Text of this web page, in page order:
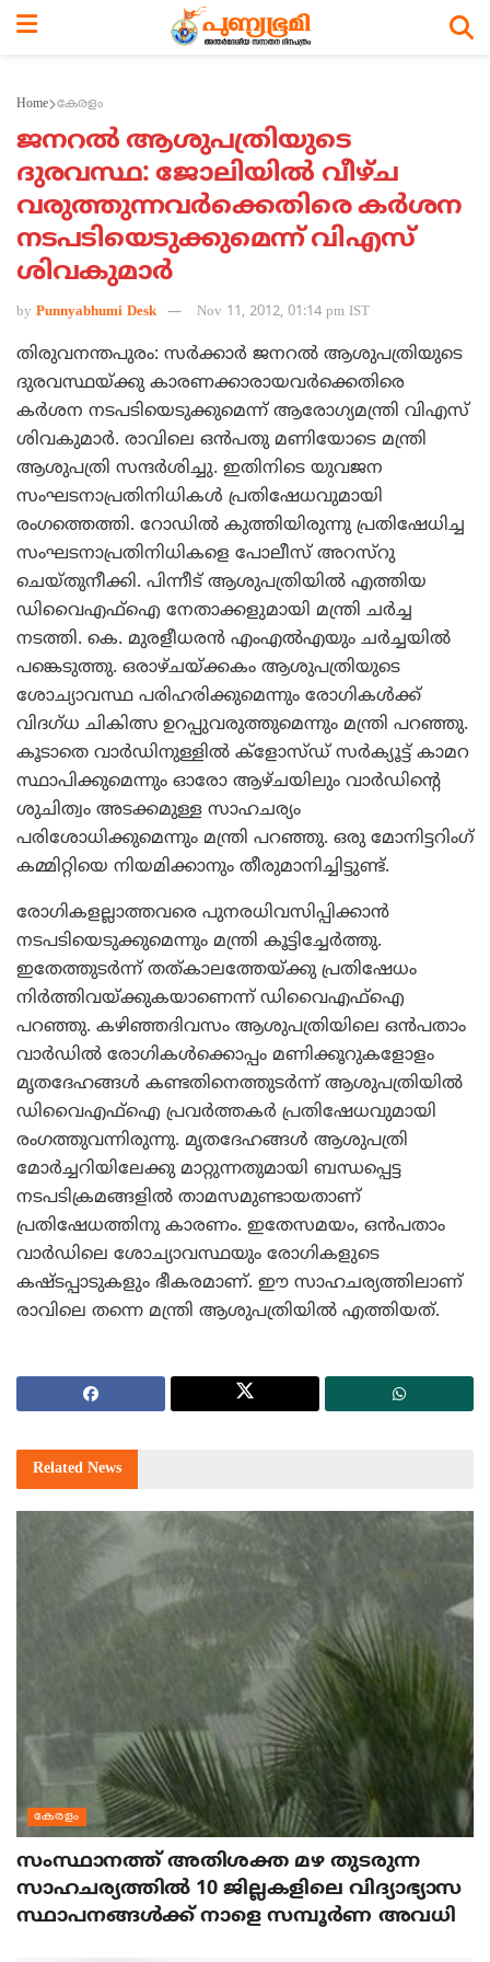
Home കേരളം
ജനറല്‍ ആശുപത്രിയുടെ
ദുരവസ്ഥ: ജോലിയില്‍ വീഴ്ച
വരുത്തുന്നവര്‍ക്കെതിരെ കര്‍ശന
നടപടിയെടുക്കുമെന്ന് വിഎസ്
ശിവകുമാര്‍
by Punnyabhumi Desk Nov 11, 2012, 01:14 pm IST
തിരുവനന്തപുരം: സര്‍ക്കാര്‍ ജനറല്‍ ആശുപത്രിയുടെ
ദുരവസ്ഥയ്ക്കു കാരണക്കാരായവര്‍ക്കെതിരെ
കര്‍ശന നടപടിയെടുക്കുമെന്ന് ആരോഗ്യമന്ത്രി വിഎസ്
ശിവകുമാര്‍. രാവിലെ ഒന്‍പതു മണിയോടെ മന്ത്രി
ആശുപത്രി സന്ദര്‍ശിച്ചു. ഇതിനിടെ യുവജന
സംഘടനാപ്രതിനിധികള്‍ പ്രതിഷേധവുമായി
രംഗത്തെത്തി. റോഡില്‍ കുത്തിയിരുന്നു പ്രതിഷേധിച്ച
സംഘടനാപ്രതിനിധികളെ പോലീസ് അറസ്റു
ചെയ്തുനീക്കി. പിന്നീട് ആശുപത്രിയില്‍ എത്തിയ
ഡിവൈഎഫ്ഐ നേതാക്കളുമായി മന്ത്രി ചര്‍ച്ച
നടത്തി. കെ. മുരളീധരന്‍ എംഎല്‍എയും ചര്‍ച്ചയില്‍
പങ്കെടുത്തു. ഒരാഴ്ചയ്ക്കകം ആശുപത്രിയുടെ
ശോച്യാവസ്ഥ പരിഹരിക്കുമെന്നും രോഗികള്‍ക്ക്
വിദഗ്ധ ചികിത്സ ഉറപ്പുവരുത്തുമെന്നും മന്ത്രി പറഞ്ഞു.
കൂടാതെ വാര്‍ഡിനുള്ളില്‍ ക്ളോസ്ഡ് സര്‍ക്യൂട്ട് കാമറ
സ്ഥാപിക്കുമെന്നും ഓരോ ആഴ്ചയിലും വാര്‍ഡിന്റെ
ശുചിത്വം അടക്കമുള്ള സാഹചര്യം
പരിശോധിക്കുമെന്നും മന്ത്രി പറഞ്ഞു. ഒരു മോനിട്ടറിംഗ്
കമ്മിറ്റിയെ നിയമിക്കാനും തീരുമാനിച്ചിട്ടുണ്ട്.
രോഗികളല്ലാത്തവരെ പുനരധിവസിപ്പിക്കാന്‍
നടപടിയെടുക്കുമെന്നും മന്ത്രി കൂട്ടിച്ചേര്‍ത്തു.
ഇതേത്തുടര്‍ന്ന് തത്കാലത്തേയ്ക്കു പ്രതിഷേധം
നിര്‍ത്തിവയ്ക്കുകയാണെന്ന് ഡിവൈഎഫ്ഐ
പറഞ്ഞു. കഴിഞ്ഞദിവസം ആശുപത്രിയിലെ ഒന്‍പതാം
വാര്‍ഡില്‍ രോഗികള്‍ക്കൊപ്പം മണിക്കൂറുകളോളം
മൃതദേഹങ്ങള്‍ കണ്ടതിനെത്തുടര്‍ന്ന് ആശുപത്രിയില്‍
ഡിവൈഎഫ്ഐ പ്രവര്‍ത്തകര്‍ പ്രതിഷേധവുമായി
രംഗത്തുവന്നിരുന്നു. മൃതദേഹങ്ങള്‍ ആശുപത്രി
മോര്‍ച്ചറിയിലേക്കു മാറ്റുന്നതുമായി ബന്ധപ്പെട്ട
നടപടിക്രമങ്ങളില്‍ താമസമുണ്ടായതാണ്
പ്രതിഷേധത്തിനു കാരണം. ഇതേസമയം, ഒന്‍പതാം
വാര്‍ഡിലെ ശോച്യാവസ്ഥയും രോഗികളുടെ
കഷ്ടപ്പാടുകളും ഭീകരമാണ്. ഈ സാഹചര്യത്തിലാണ്
രാവിലെ തന്നെ മന്ത്രി ആശുപത്രിയില്‍ എത്തിയത്.
Related News
കേരളം
സംസ്ഥാനത്ത് അതിശക്ത മഴ തുടരുന്ന
സാഹചര്യത്തിൽ 10 ജില്ലകളിലെ വിദ്യാഭ്യാസ
സ്ഥാപനങ്ങൾക്ക് നാളെ സമ്പൂർണ അവധി